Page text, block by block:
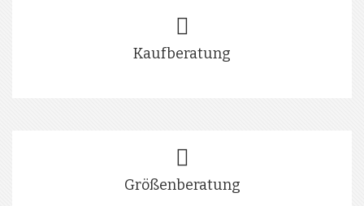
Kaufberatung
Größenberatung